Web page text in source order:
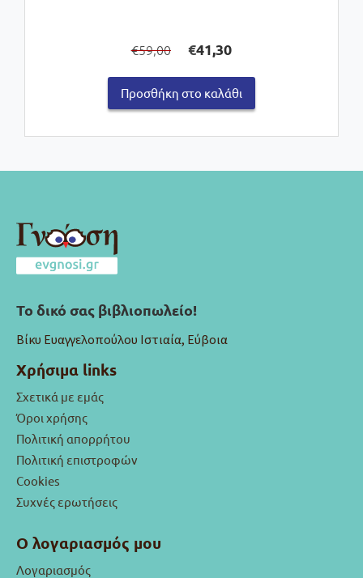
€59,00
price
was:
€59,00.
€41,30τρέχουσα
τιμή
είναι:
€41,30.
Προσθήκη στο καλάθι
Το δικό σας βιβλιοπωλείο!
Βίκυ Ευαγγελοπούλου Ιστιαία, Εύβοια
Χρήσιμα links
Σχετικά με εμάς
Όροι χρήσης
Πολιτική απορρήτου
Πολιτική επιστροφών
Cookies
Συχνές ερωτήσεις
Ο λογαριασμός μου
Λογαριασμός